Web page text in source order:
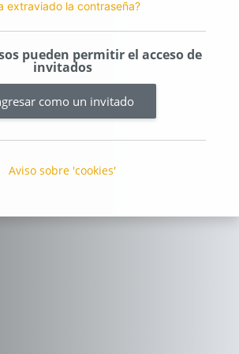
extraviado la contraseña?
pueden permitir el acceso de
invitados
como un invitado
Aviso sobre 'cookies'